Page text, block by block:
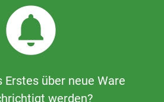
circle_notifications
Erstes über neue Ware
werden?